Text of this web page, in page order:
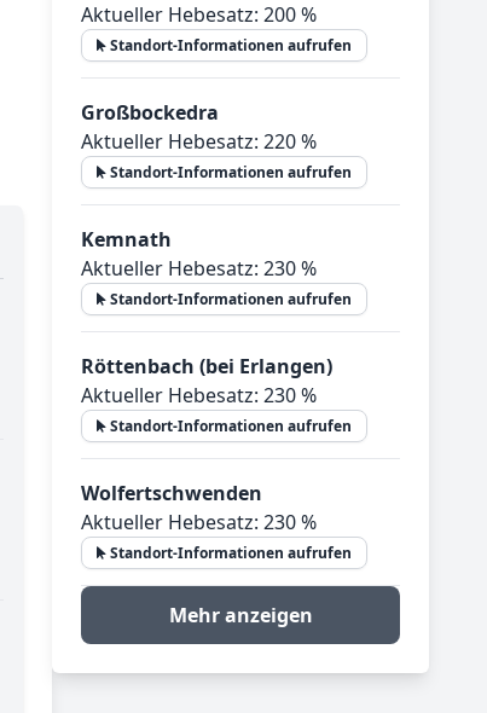
Aktueller Hebesatz: 200 %
Standort-Informationen aufrufen
Großbockedra
Aktueller Hebesatz: 220 %
Standort-Informationen aufrufen
Kemnath
Aktueller Hebesatz: 230 %
Standort-Informationen aufrufen
Röttenbach (bei Erlangen)
Aktueller Hebesatz: 230 %
Standort-Informationen aufrufen
Wolfertschwenden
Aktueller Hebesatz: 230 %
Standort-Informationen aufrufen
Mehr anzeigen